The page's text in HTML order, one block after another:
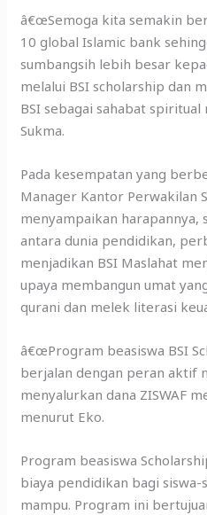
â€œSemoga kita semakin
10 global Islamic bank
sumbangsih lebih besar
melalui BSI scholarship dan
BSI sebagai sahabat
Sukma.
Pada kesempatan yang
Manager Kantor Perwakilan
menyampaikan harapannya,
antara dunia pendidikan,
menjadikan BSI Maslahat
upaya membangun umat
qurani dan melek literasi
â€œProgram beasiswa BSI
berjalan dengan peran aktif
menyalurkan dana ZISWAF
menurut Eko.
Program beasiswa
biaya pendidikan bagi
mampu. Program ini